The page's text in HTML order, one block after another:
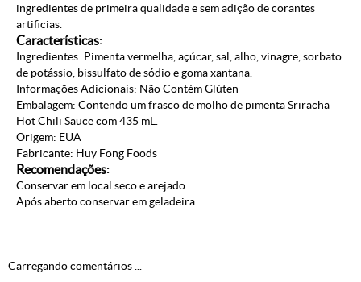
ingredientes de primeira qualidade e sem adição de corantes
artificias.
Características:
Ingredientes: Pimenta vermelha, açúcar, sal, alho, vinagre, sorbato
de potássio, bissulfato de sódio e goma xantana.
Informações Adicionais: Não Contém Glúten
Embalagem: Contendo um frasco de molho de pimenta Sriracha
Hot Chili Sauce com 435 mL.
Origem: EUA
Fabricante: Huy Fong Foods
Recomendações:
Conservar em local seco e arejado.
Após aberto conservar em geladeira.
Carregando comentários ...